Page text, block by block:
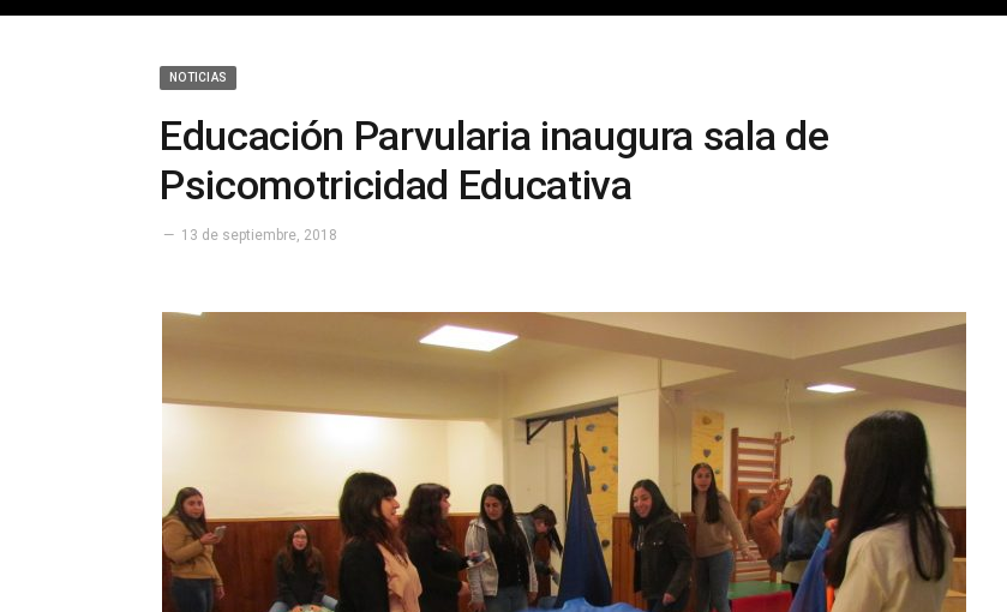
NOTICIAS
Educación Parvularia inaugura sala de
Psicomotricidad Educativa
13 de septiembre, 2018